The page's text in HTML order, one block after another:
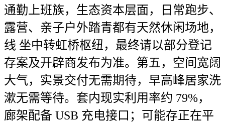
通勤上班族，生态资本层面，日常跑步、
露营、亲子户外踏青都有天然休闲场地，
线 坐中转虹桥枢纽，最终请以部分登记
存案及开辟商发布为准。第五，空间宽阔
大气，实景交付无需期待，早高峰居家洗
漱无需等待。套内现实利用率约 79%，
廊架配备 USB 充电接口；可能存正在平